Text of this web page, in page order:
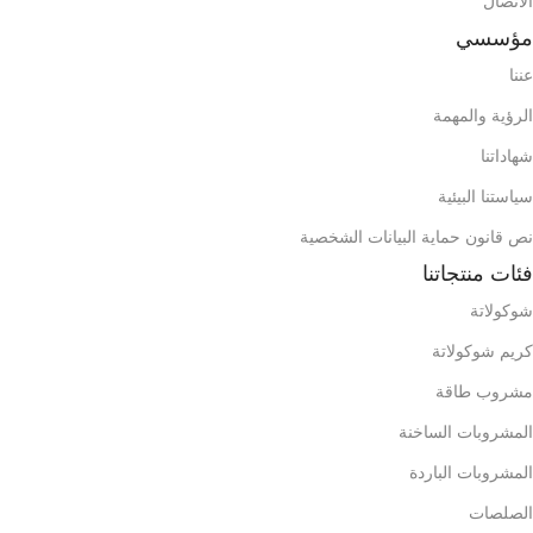
محتويات الصندوق (الحقيبة)
مؤسسي
عننا
الرؤية والمهمة
شهاداتنا
سياستنا البيئية
نص قانون حماية البيانات الشخصية
فئات منتجاتنا
شوكولاتة
كريم شوكولاتة
مشروب طاقة
المشروبات الساخنة
المشروبات الباردة
الصلصات